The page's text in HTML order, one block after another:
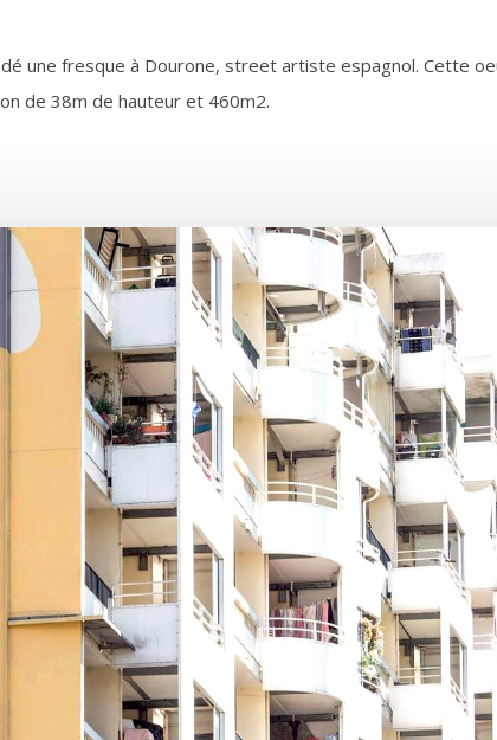
une fresque à Dourone, street artiste espagnol. Cette
de 38m de hauteur et 460m2.